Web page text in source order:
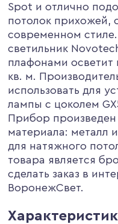
Spot и отлично
потолок прихожей,
современном
светильник
плафонами
кв. м.
использовать для
лампы с цоколем
Прибор произведен
материала: металл
для натяжного
товара является
сделать заказ в
ВоронежСвет.